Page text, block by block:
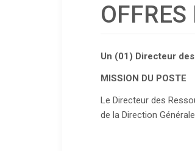
Un (01) Directeur
MISSION DU POSTE
Le Directeur des
de la Direction